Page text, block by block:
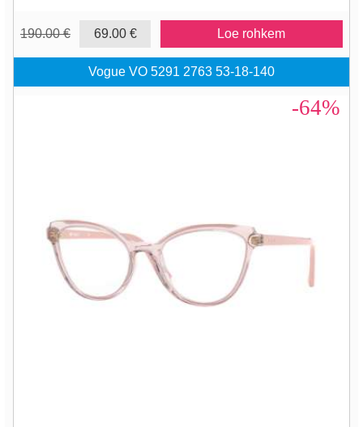
190.00 € 69.00 € Loe rohkem
Vogue VO 5291 2763 53-18-140
-64%